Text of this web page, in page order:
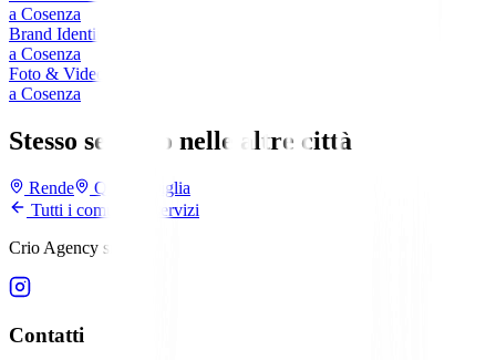
a Cosenza
Brand Identity
a Cosenza
Foto & Video
a Cosenza
Stesso servizio nelle altre città
Rende
Quattromiglia
Tutti i comuni e i servizi
Crio Agency srl
Contatti